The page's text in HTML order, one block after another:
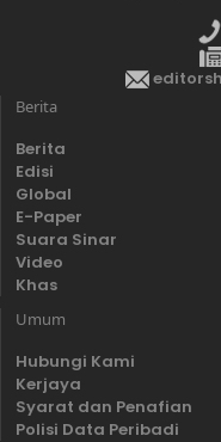
Berita
Berita
Edisi
Global
E-Paper
Suara Sinar
Video
Khas
Umum
Hubungi Kami
Kerjaya
Syarat dan Penafian
Polisi Data Peribadi